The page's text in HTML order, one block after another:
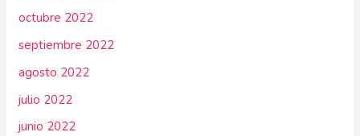
octubre 2022
septiembre 2022
agosto 2022
julio 2022
junio 2022